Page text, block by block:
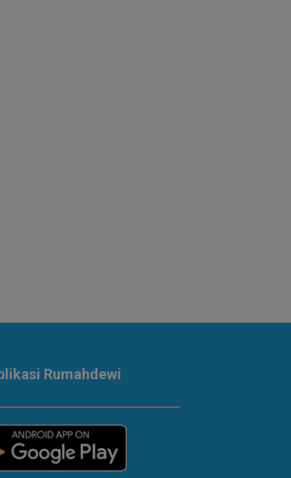
Rumahdewi